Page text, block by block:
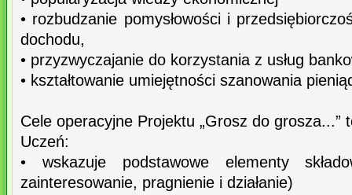
• rozbudzanie pomysłowości i
dochodu,
• przyzwyczajanie do korzystania z usług
• kształtowanie umiejętności szanowania
Cele operacyjne Projektu „Grosz do grosza...”
Uczeń:
• wskazuje podstawowe elementy
zainteresowanie, pragnienie i działanie)